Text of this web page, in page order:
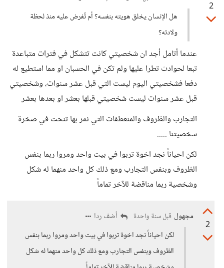
2
هل الإنسان يخلق هويته بنفسه؟ أم تُفرض عليه منذ لحظة
ولادته؟
عندما أتامل أجد ان شخصيتي كانت تتشكل في فترات متباعدة
تبعا لحوادث تطرا عليها ولم تكن في الحسبان او مما استطيع له
دفعا فشخصيتي اليوم ليست التي قبل عشر سنوات، وشخصيتي
قبل عشر سنوات ليست شخصيتي قبلها بعشر او بعدها بعشر
التجارب والظروف والمنعطفات التي نمر بها تنحت في صخرة
شخصيتنا .....
لكن احياناً نجد اخوة تربوا في بيت واحد ومروا ربما بنفس
الظروف وبنفس التجارب ومع ذلك كل واحد منهما له شكل
وشخصية ربما مناقضة للآخر تماماً
2
مجهول قبل سنة واحدة
أضف ردا
لكن احياناً نجد اخوة تربوا في بيت واحد ومروا ربما بنفس
الظروف وبنفس التجارب ومع ذلك كل واحد منهما له شكل